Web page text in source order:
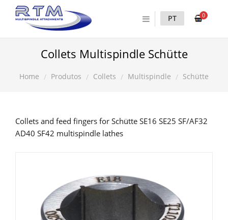
0
PT
Collets Multispindle Schütte
Home Produtos Collets Multispindle Schütte
Collets and feed fingers for Schütte SE16 SE25 SF/AF32
AD40 SF42 multispindle lathes